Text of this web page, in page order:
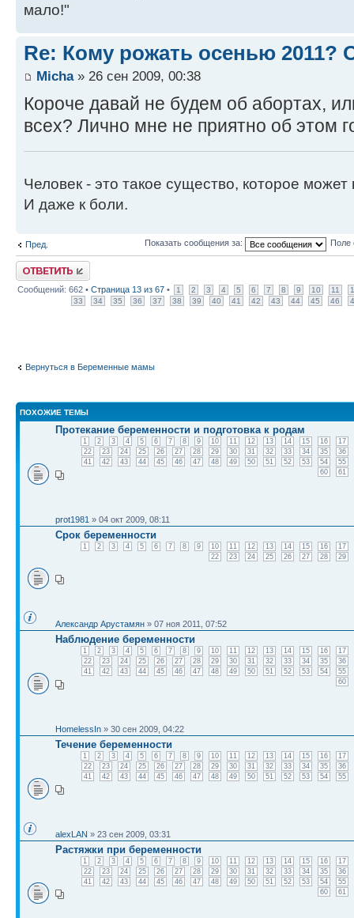
мало!"
Re: Кому рожать осенью 2011?
Micha» 26 сен 2009, 00:38
Короче давай не будем об абортах,
всех? Лично мне не приятно об этом
Человек - это такое существо, которое
И даже к боли.
Пред. Показать сообщения за: Поле
Ответить
Сообщений: 662 • Страница 13 из 67 • 1 2 3 4 5 6 7 8 9 10 11
33
34 35 36 37 38 39 40 41 42 43 44 45 46
Вернуться в Беременные мамы
ПОХОЖИЕ ТЕМЫ
Протекание беременности и подготовка к родам
1 2 3 4 5 6 7 8 9 10 11 12 13 14 15 16
17
22
23 24 25 26 27 28 29 30 31 32 33 34 35
36
41
42 43 44 45 46 47 48 49 50 51 52 53 54
55
60
61
prot1981 » 04 окт 2009, 08:11
Срок беременности
1 2 3 4 5 6 7 8 9 10 11 12 13 14 15 16
17
22
23 24 25 26 27 28 29
Александр Арустамян » 07 ноя 2011, 07:52
Наблюдение беременности
1 2 3 4 5 6 7 8 9 10 11 12 13 14 15 16
17
22
23 24 25 26 27 28 29 30 31 32 33 34 35
36
41
42 43 44 45 46 47 48 49 50 51 52 53 54
55
60
HomelessIn » 30 сен 2009, 04:22
Течение беременности
1 2 3 4 5 6 7 8 9 10 11 12 13 14 15 16
17
22
23 24 25 26 27 28 29 30 31 32 33 34 35
36
41
42 43 44 45 46 47 48 49 50 51 52 53 54 55
alexLAN » 23 сен 2009, 03:31
Растяжки при беременности
1 2 3 4 5 6 7 8 9 10 11 12 13 14 15 16
17
22
23 24 25 26 27 28 29 30 31 32 33 34 35
36
41
42 43 44 45 46 47 48 49 50 51 52 53 54
55
60
61